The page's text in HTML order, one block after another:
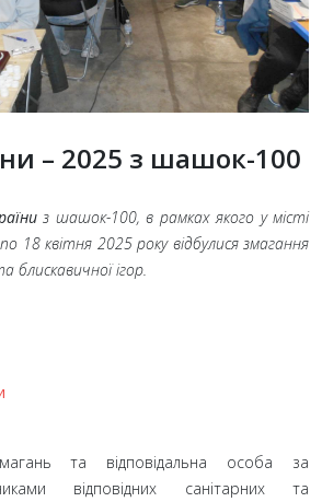
– 2025 з шашок-100
з шашок-100, в рамках якого у місті
по 18 квітня 2025 року відбулися змагання
блискавичної ігор.
та відповідальна особа за
відповідних санітарних та